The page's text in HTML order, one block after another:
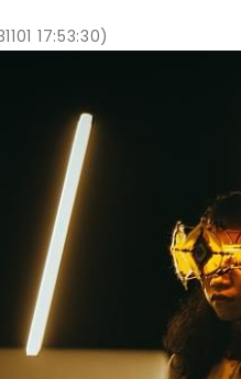
17:53:30)